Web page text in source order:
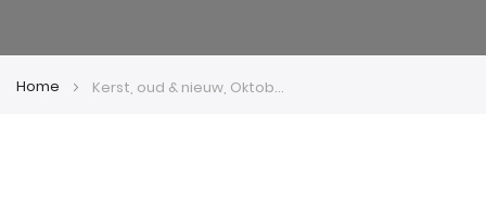
Home Kerst, oud & nieuw, Oktoberfest